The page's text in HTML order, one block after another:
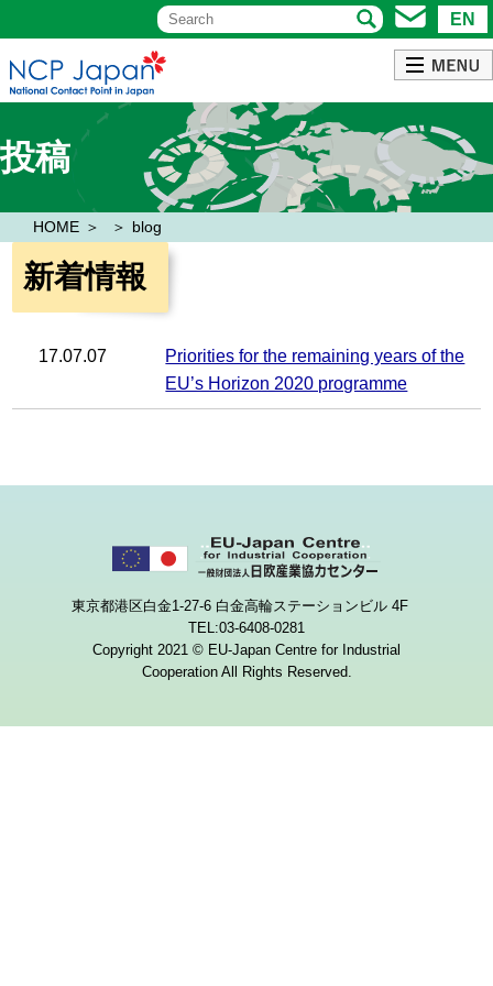
EN
投稿
HOME blog
新着情報
17.07.07
Priorities for the remaining years of the
EU’s Horizon 2020 programme
東京都港区白金1-27-6 白金高輪ステーションビル 4F
TEL:03-6408-0281
Copyright 2021 © EU-Japan Centre for Industrial
Cooperation All Rights Reserved.